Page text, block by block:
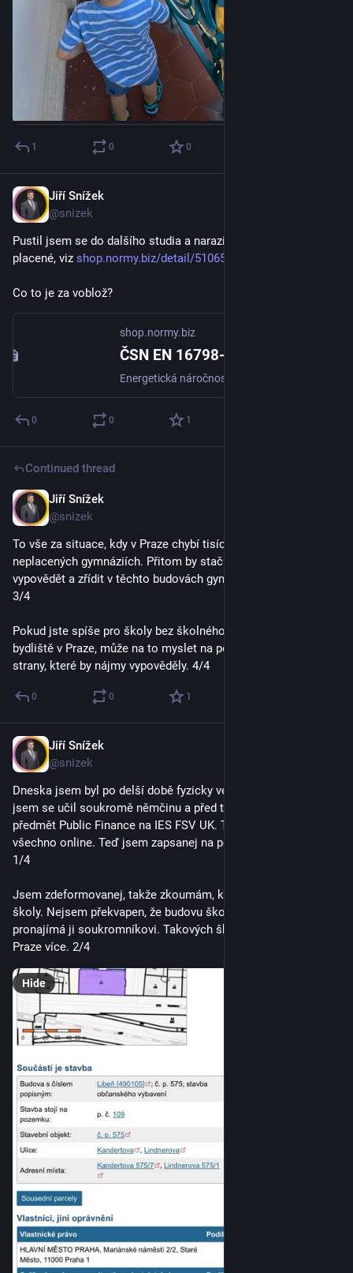
1 0 0
Jiří Snížek
@snizek
Pustil jsem se do dalšího studia a narazil na to, že normy jsou
placené, viz shop.normy.biz/detail/510657
Co to je za voblož?
shop.normy.biz
ČSN EN 16798-1 (127027)
0 0 1
Continued thread
Jiří Snížek
@snizek
To vše za situace, kdy v Praze chybí tisíce míst na
neplacených gymnáziích. Přitom by stačilo nájemní smlouvy
vypovědět a zřídit v těchto budovách gymnázia bez školného.
3/4
Pokud jste spíše pro školy bez školného a máte trvalé
bydliště v Praze, může na to myslet na podzim 26 a volit
strany, které by nájmy vypověděly. 4/4
0 0 1
Jiří Snížek
@snizek
Dneska jsem byl po delší době fyzicky ve škole. Naposled
jsem se učil soukromě němčinu a před tím jsem udělal
předmět Public Finance na IES FSV UK. To ale byl covid, takže
všechno online. Teď jsem zapsanej na pedagogické minimum.
1/4
Jsem zdeformovanej, takže zkoumám, kdo vlastní budovu
školy. Nejsem překvapen, že budovu školy vlastní město a
pronajímá ji soukromníkovi. Takových školských budov je v
Praze více. 2/4
Hide